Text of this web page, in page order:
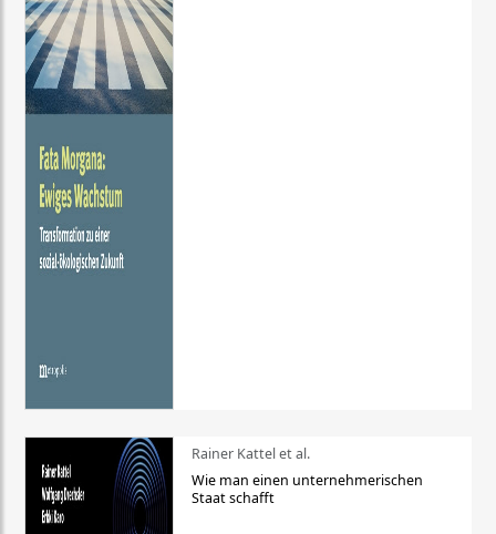
Rainer Kattel et al.
Wie man einen unternehmerischen
Staat schafft